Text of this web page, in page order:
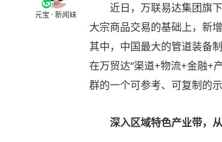
元宝 · 新闻妹
近日，万联易达集团旗下
大宗商品交易的基础上，新
其中，中国最大的管道装备
在万贸达“渠道+物流+金融+
群的一个可参考、可复制的示
深入区域特色产业带，从